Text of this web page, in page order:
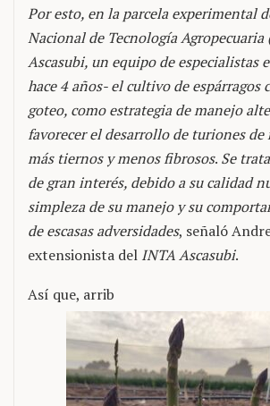
Por esto, en la parcela experimental
Nacional de Tecnología
Ascasubi, un equipo de especialistas
hace 4 años- el cultivo de espárragos
goteo, como estrategia de manejo
favorecer el desarrollo de turiones de
más tiernos y menos fibrosos. Se
de gran interés, debido a su calidad
simpleza de su manejo y su
de escasas adversidades, señaló
extensionista del INTA Ascasubi.
Así que, arrib